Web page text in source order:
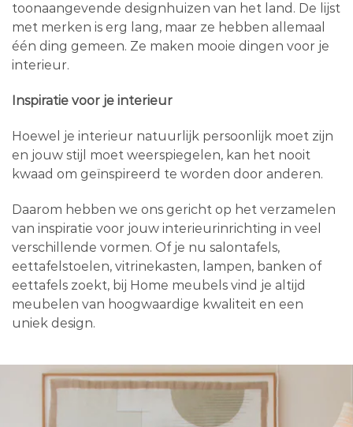
toonaangevende designhuizen van het land. De lijst
met merken is erg lang, maar ze hebben allemaal
één ding gemeen. Ze maken mooie dingen voor je
interieur.
Inspiratie voor je interieur
Hoewel je interieur natuurlijk persoonlijk moet zijn
en jouw stijl moet weerspiegelen, kan het nooit
kwaad om geïnspireerd te worden door anderen.
Daarom hebben we ons gericht op het verzamelen
van inspiratie voor jouw interieurinrichting in veel
verschillende vormen. Of je nu salontafels,
eettafelstoelen, vitrinekasten, lampen, banken of
eettafels zoekt, bij Home meubels vind je altijd
meubelen van hoogwaardige kwaliteit en een
uniek design.